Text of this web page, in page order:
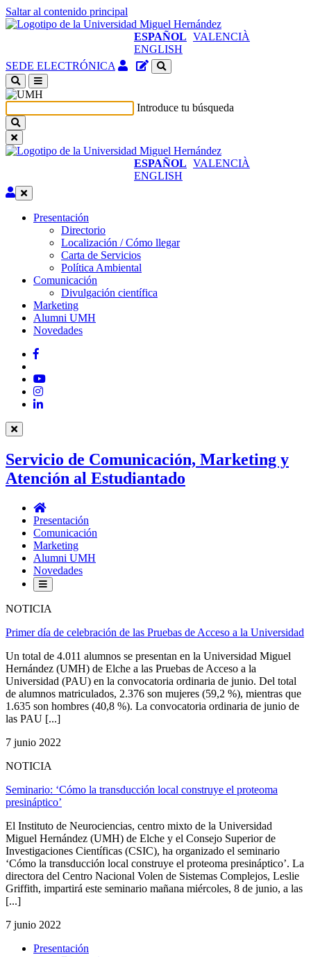
Saltar al contenido principal
ESPAÑOL VALENCIÀ
ENGLISH
SEDE ELECTRÓNICA Acceso
identificado
en
ventana
Gestor
del
sitio
Introduce tu búsqueda
ESPAÑOL VALENCIÀ
ENGLISH
Editar
Presentación
Presentación
Directorio
Localización / Cómo llegar
Carta de Servicios
Política Ambiental
Comunicación
Comunicación
Divulgación científica
Marketing
Alumni UMH
Novedades
Facebook
YouTube
Instagram
LinkedIn
Servicio de Comunicación, Marketing y
Atención al Estudiantado
Servicio
de
Comunicación,
Marketing
y
Atención
al
Estudiantado
Presentación
Comunicación
Marketing
Alumni UMH
Novedades
NOTICIA
Primer día de celebración de las Pruebas de Acceso a la Universidad
Un total de 4.011 alumnos se presentan en la Universidad Miguel
Hernández (UMH) de Elche a las Pruebas de Acceso a la
Universidad (PAU) en la convocatoria ordinaria de junio. Del total
de alumnos matriculados, 2.376 son mujeres (59,2 %), mientras que
1.635 son hombres (40,8 %). La convocatoria ordinaria de junio de
las PAU [...]
7 junio 2022
NOTICIA
Seminario: ‘Cómo la transducción local construye el proteoma
presináptico’
El Instituto de Neurociencias, centro mixto de la Universidad
Miguel Hernández (UMH) de Elche y el Consejo Superior de
Investigaciones Científicas (CSIC), ha organizado el seminario
‘Cómo la transducción local construye el proteoma presináptico’. La
directora del Centro Nacional Volen de Sistemas Complejos, Leslie
Griffith, impartirá este seminario mañana miércoles, 8 de junio, a las
[...]
7 junio 2022
Presentación